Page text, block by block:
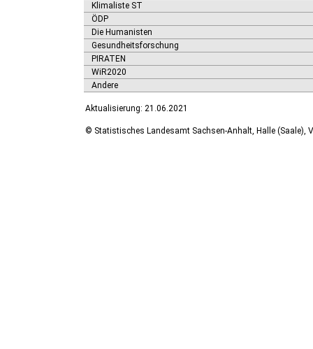
Klimaliste ST
ÖDP
Die Humanisten
Gesundheitsforschung
PIRATEN
WiR2020
Andere
Aktualisierung: 21.06.2021
© Statistisches Landesamt Sachsen-Anhalt, Halle (Saale),